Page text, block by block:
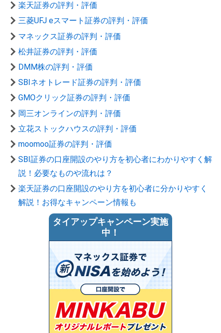
楽天証券の評判・評価
三菱UFJ eスマート証券の評判・評価
マネックス証券の評判・評価
松井証券の評判・評価
DMM株の評判・評価
SBIネオトレード証券の評判・評価
GMOクリック証券の評判・評価
岡三オンラインの評判・評価
立花ストックハウスの評判・評価
moomoo証券の評判・評価
SBI証券の口座開設のやり方を初心者にわかりやすく解
説！必要なものや流れは？
楽天証券の口座開設のやり方を初心者に分かりやすく
解説！お得なキャンペーン情報も
タイアップキャンペーン実施
中！